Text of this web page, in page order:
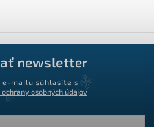
newsletter
e-mailu súhlasíte s
osobných údajov